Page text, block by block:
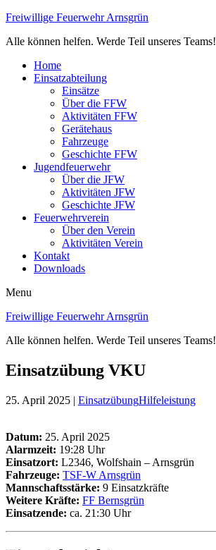
Freiwillige Feuerwehr Arnsgrün
Alle können helfen. Werde Teil unseres Teams!
Home
Einsatzabteilung
Einsätze
Über die FFW
Aktivitäten FFW
Gerätehaus
Fahrzeuge
Geschichte FFW
Jugendfeuerwehr
Über die JFW
Aktivitäten JFW
Geschichte JFW
Feuerwehrverein
Über den Verein
Aktivitäten Verein
Kontakt
Downloads
Menu
Freiwillige Feuerwehr Arnsgrün
Alle können helfen. Werde Teil unseres Teams!
Einsatzübung VKU
25. April 2025 | EinsatzübungHilfeleistung
Datum: 25. April 2025
Alarmzeit: 19:28 Uhr
Einsatzort: L2346, Wolfshain – Arnsgrün
Fahrzeuge: TSF-W Arnsgrün
Mannschaftsstärke: 9 Einsatzkräfte
Weitere Kräfte: FF Bernsgrün
Einsatzende: ca. 21:30 Uhr